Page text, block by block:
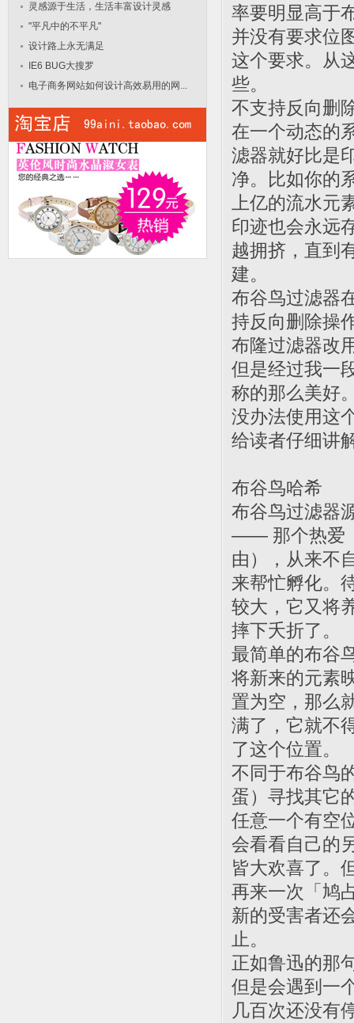
灵感源于生活，生活丰富设计灵感
"平凡中的不平凡"
设计路上永无满足
IE6 BUG大搜罗
电子商务网站如何设计高效易用的网...
率要明显高于
并没有要求位
这个要求。从
些。
不支持反向删
在一个动态的
滤器就好比是
净。比如你的
上亿的流水
印迹也会永远
越拥挤，直到
建。
布谷鸟过滤器
持反向删除操
布隆过滤器改
但是经过我一
称的那么美好
没办法使用这
给读者仔细讲
布谷鸟哈希
布谷鸟过滤器
—— 那个热爱
由），从来不
来帮忙孵化。
较大，它又将
摔下夭折了。
最简单的布谷
将新来的元素
置为空，那么
满了，它就不
了这个位置。
不同于布谷鸟
蛋）寻找其它
任意一个有空
会看看自己的
皆大欢喜了。
再来一次「鸠
新的受害者还
止。
正如鲁迅的那
但是会遇到一
几百次还没有